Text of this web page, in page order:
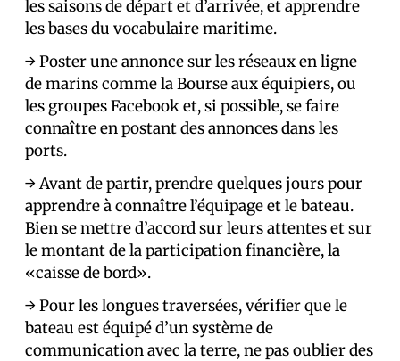
les saisons de départ et d’arrivée, et apprendre
les bases du vocabulaire maritime.
→ Poster une annonce sur les réseaux en ligne
de marins comme la Bourse aux équipiers, ou
les groupes Facebook et, si possible, se faire
connaître en postant des annonces dans les
ports.
→ Avant de partir, prendre quelques jours pour
apprendre à connaître l’équipage et le bateau.
Bien se mettre d’accord sur leurs attentes et sur
le montant de la participation financière, la
«caisse de bord».
→ Pour les longues traversées, vérifier que le
bateau est équipé d’un système de
communication avec la terre, ne pas oublier des